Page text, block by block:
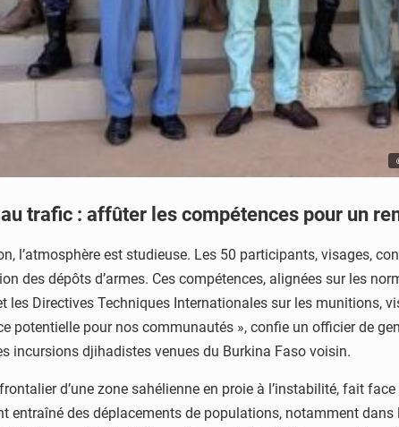
trafic : affûter les compétences pour un
l’atmosphère est studieuse. Les 50 participants, visages,
des dépôts d’armes. Ces compétences, alignées sur les
les Directives Techniques Internationales sur les munitions,
potentielle pour nos communautés », confie un officier de
incursions djihadistes venues du Burkina Faso voisin.
d’une zone sahélienne en proie à l’instabilité, fait
entraîné des déplacements de populations, notamment